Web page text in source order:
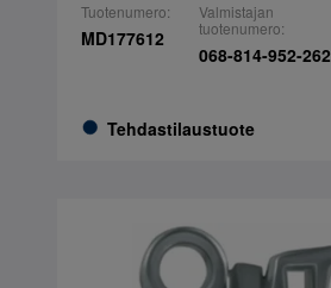
Tuotenumero:
MD177612
Tehdastilaustuote
Valmistajan
tuotenumero:
068-814-952-262